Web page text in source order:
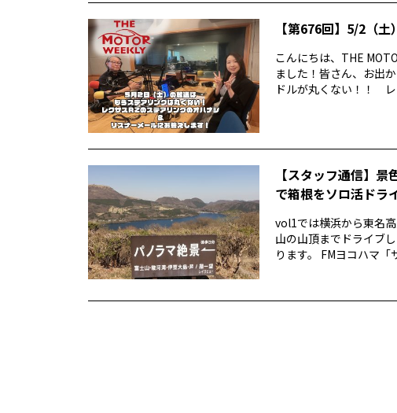
【第676回】5/2（土
こんにちは、THE
ました！皆さん、お出
ドルが丸くない！！ レ
【スタッフ通信】
で箱根をソロ活ドラ
vol1では横浜から東名
山の山頂までドライブ
ります。 FMヨコハマ「